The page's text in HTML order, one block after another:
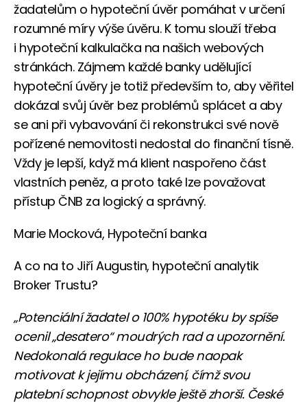
žadatelům o hypoteční úvěr pomáhat v určení
rozumné míry výše úvěru. K tomu slouží třeba
i hypoteční kalkulačka na našich webových
stránkách. Zájmem každé banky udělující
hypoteční úvěry je totiž především to, aby věřitel
dokázal svůj úvěr bez problémů splácet a aby
se ani při vybavování či rekonstrukci své nově
pořízené nemovitosti nedostal do finanční tísně.
Vždy je lepší, když má klient naspořeno část
vlastních peněz, a proto také lze považovat
přístup ČNB za logický a správný.
Marie Mocková, Hypoteční banka
A co na to Jiří Augustin, hypoteční analytik
Broker Trustu?
„Potenciální žadatel o 100% hypotéku by spíše
ocenil „desatero“ moudrých rad a upozornění.
Nedokonalá regulace ho bude naopak
motivovat k jejímu obcházení, čímž svou
platební schopnost obvykle ještě zhorší. České